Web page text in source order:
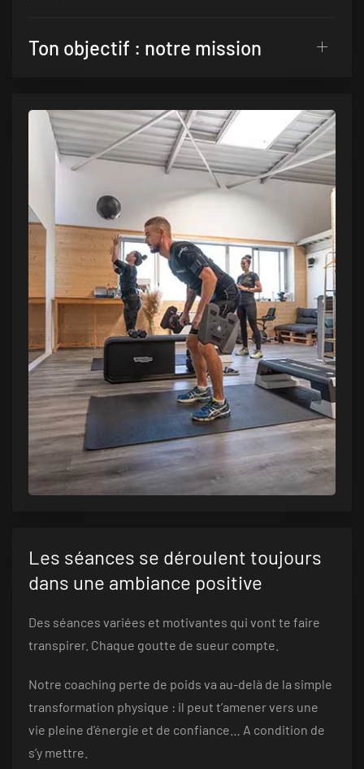
Ton objectif : notre mission
Les séances se déroulent toujours
dans une ambiance positive
Des séances variées et motivantes qui vont te faire
transpirer. Chaque goutte de sueur compte.
Notre coaching perte de poids va au-delà de la simple
transformation physique : il peut t’amener vers une
vie pleine d'énergie et de confiance… A condition de
s’y mettre.